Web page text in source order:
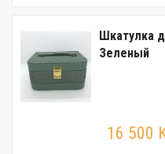
Шкатулка
Зеленый
16 500